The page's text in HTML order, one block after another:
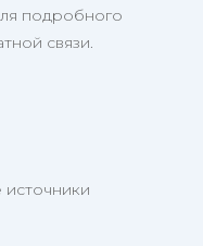
подробного
связи.